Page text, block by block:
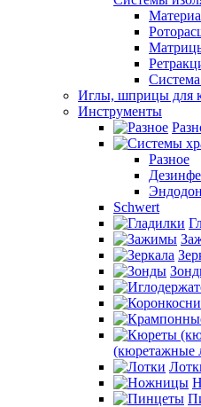
Иглы, шприцы для
Инструменты
Разное
Schwert
(кюретажные